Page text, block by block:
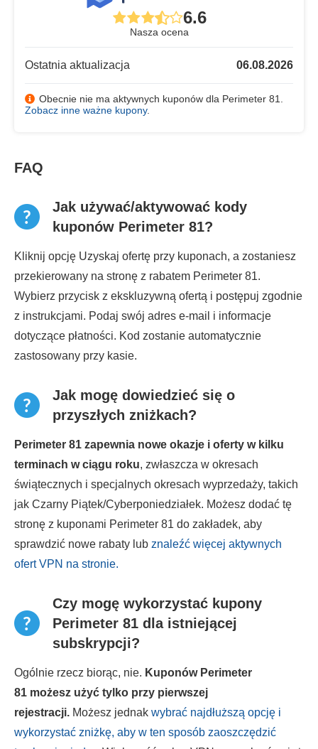
6.6
Nasza ocena
Ostatnia aktualizacja 06.08.2026
Obecnie nie ma aktywnych kuponów dla Perimeter 81.
Zobacz inne ważne kupony.
FAQ
Jak używać/aktywować kody
kuponów Perimeter 81?
Kliknij opcję Uzyskaj ofertę przy kuponach, a zostaniesz
przekierowany na stronę z rabatem Perimeter 81.
Wybierz przycisk z ekskluzywną ofertą i postępuj zgodnie
z instrukcjami. Podaj swój adres e-mail i informacje
dotyczące płatności. Kod zostanie automatycznie
zastosowany przy kasie.
Jak mogę dowiedzieć się o
przyszłych zniżkach?
Perimeter 81 zapewnia nowe okazje i oferty w kilku
terminach w ciągu roku, zwłaszcza w okresach
świątecznych i specjalnych okresach wyprzedaży, takich
jak Czarny Piątek/Cyberponiedziałek. Możesz dodać tę
stronę z kuponami Perimeter 81 do zakładek, aby
sprawdzić nowe rabaty lub znaleźć więcej aktywnych
ofert VPN na stronie.
Czy mogę wykorzystać kupony
Perimeter 81 dla istniejącej
subskrypcji?
Ogólnie rzecz biorąc, nie. Kuponów Perimeter
81 możesz użyć tylko przy pierwszej
rejestracji. Możesz jednak wybrać najdłuższą opcję i
wykorzystać zniżkę, aby w ten sposób zaoszczędzić